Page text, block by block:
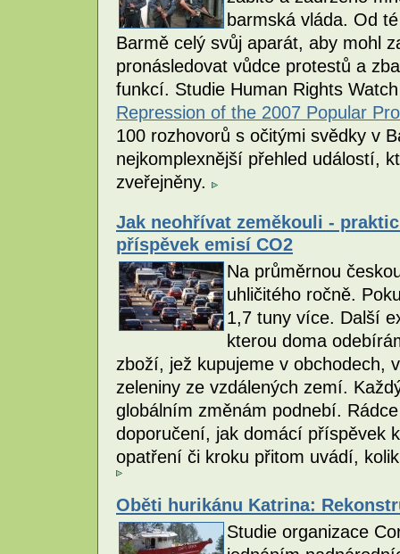
barmská vláda. Od
Barmě celý svůj aparát, aby mohl
pronásledovat vůdce protestů a
funkcí. Studie Human Rights
Repression of the 2007 Popular
100 rozhovorů s očitými svědky v
nejkomplexnější přehled událostí,
zveřejněny.
Jak neohřívat zeměkouli -
příspěvek emisí CO2
Na průměrnou
uhličitého ročně.
1,7 tuny více. Další
kterou doma
zboží, jež kupujeme v obchodech,
zeleniny ze vzdálených zemí.
globálním změnám podnebí.
doporučení, jak domácí příspěvek
opatření či kroku přitom uvádí,
Oběti hurikánu Katrina:
Studie organizace